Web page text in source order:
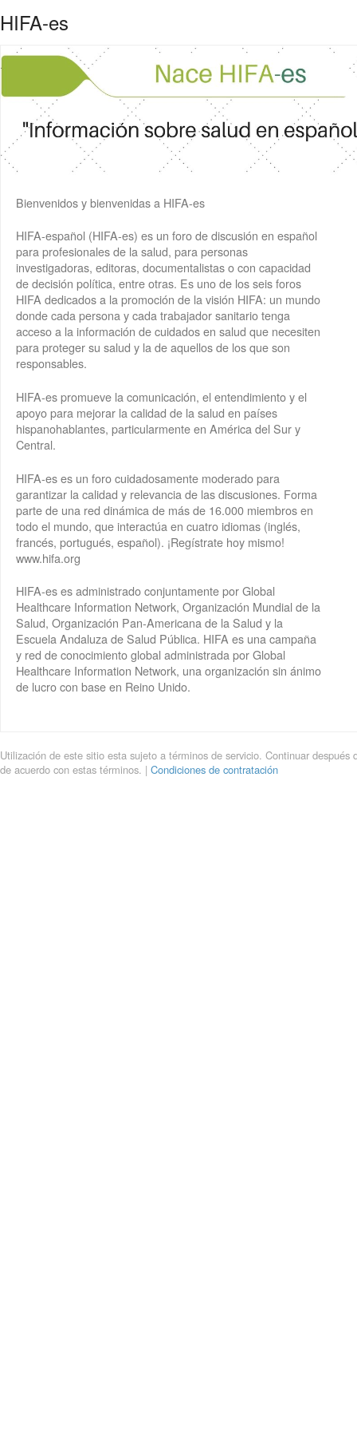
HIFA-es
Bienvenidos y bienvenidas a HIFA-es
HIFA-español (HIFA-es) es un foro de discusión en español
para profesionales de la salud, para personas
investigadoras, editoras, documentalistas o con capacidad
de decisión política, entre otras. Es uno de los seis foros
HIFA dedicados a la promoción de la visión HIFA: un mundo
donde cada persona y cada trabajador sanitario tenga
acceso a la información de cuidados en salud que necesiten
para proteger su salud y la de aquellos de los que son
responsables.
HIFA-es promueve la comunicación, el entendimiento y el
apoyo para mejorar la calidad de la salud en países
hispanohablantes, particularmente en América del Sur y
Central.
HIFA-es es un foro cuidadosamente moderado para
garantizar la calidad y relevancia de las discusiones. Forma
parte de una red dinámica de más de 16.000 miembros en
todo el mundo, que interactúa en cuatro idiomas (inglés,
francés, portugués, español). ¡Regístrate hoy mismo!
www.hifa.org
HIFA-es es administrado conjuntamente por Global
Healthcare Information Network, Organización Mundial de la
Salud, Organización Pan-Americana de la Salud y la
Escuela Andaluza de Salud Pública. HIFA es una campaña
y red de conocimiento global administrada por Global
Healthcare Information Network, una organización sin ánimo
de lucro con base en Reino Unido.
Utilización de este sitio esta sujeto a términos de servicio. Continuar después
de acuerdo con estas términos. | Condiciones de contratación